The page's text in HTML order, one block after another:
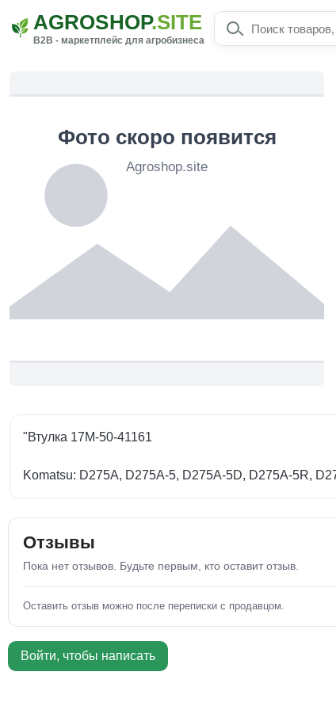
AGROSHOP.SITE
B2B - маркетплейс для агробизнеса
"Втулка 17M-50-41161
Komatsu: D275A, D275A-5, D275A-5D, D275A-5R,
Отзывы
Пока нет отзывов. Будьте первым, кто оставит отзыв.
Оставить отзыв можно после переписки с продавцом.
Войти, чтобы написать